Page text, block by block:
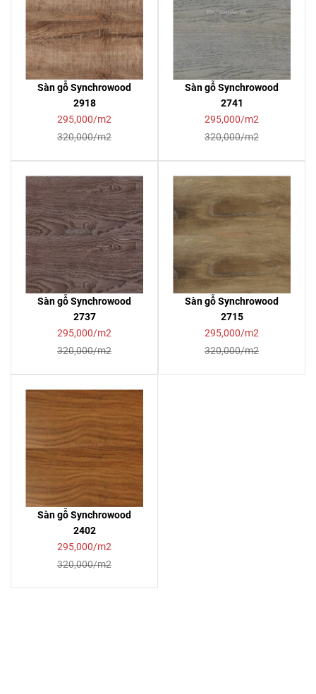
Sàn gỗ Synchrowood
2918
295,000/m2
320,000/m2
Sàn gỗ Synchrowood
2741
295,000/m2
320,000/m2
Sàn gỗ Synchrowood
2737
295,000/m2
320,000/m2
Sàn gỗ Synchrowood
2715
295,000/m2
320,000/m2
Sàn gỗ Synchrowood
2402
295,000/m2
320,000/m2